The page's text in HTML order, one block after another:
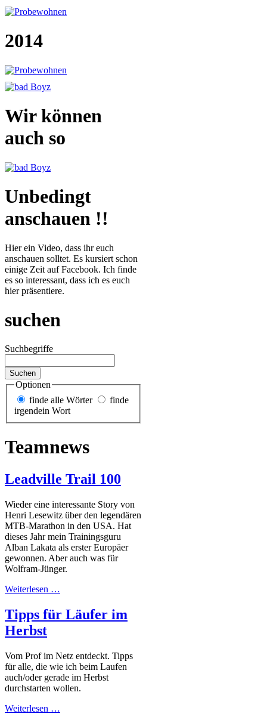
2014
Wir können
auch so
Unbedingt
anschauen !!
Hier ein Video, dass ihr euch
anschauen solltet. Es kursiert schon
einige Zeit auf Facebook. Ich finde
es so interessant, dass ich es euch
hier präsentiere.
suchen
Suchbegriffe
Optionen
finde alle Wörter
finde
irgendein Wort
Teamnews
Leadville Trail 100
Wieder eine interessante Story von
Henri Lesewitz über den legendären
MTB-Marathon in den USA. Hat
dieses Jahr mein Trainingsguru
Alban Lakata als erster Europäer
gewonnen. Aber auch was für
Wolfram-Jünger.
Weiterlesen …
Tipps für Läufer im
Herbst
Vom Prof im Netz entdeckt. Tipps
für alle, die wie ich beim Laufen
auch/oder gerade im Herbst
durchstarten wollen.
Weiterlesen …